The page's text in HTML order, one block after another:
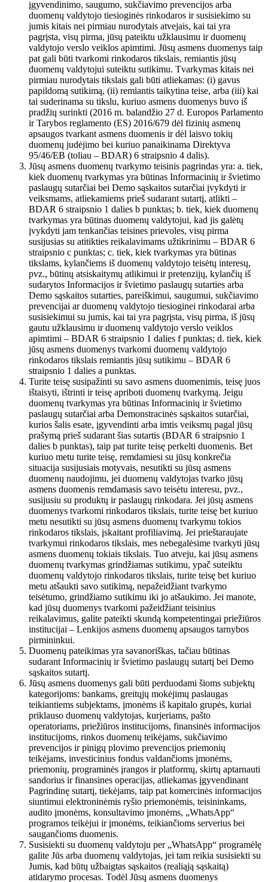
įgyvendinimo, saugumo, sukčiavimo prevencijos arba
duomenų valdytojo tiesioginės rinkodaros ir susisiekimo su
jumis kitais nei pirmiau nurodytais atvejais, kai tai yra
pagrįsta, visų pirma, jūsų pateiktu užklausimu ir duomenų
valdytojo verslo veiklos apimtimi. Jūsų asmens duomenys taip
pat gali būti tvarkomi rinkodaros tikslais, remiantis jūsų
duomenų valdytojui suteiktu sutikimu. Tvarkymas kitais nei
pirmiau nurodytais tikslais gali būti atliekamas: (i) gavus
papildomą sutikimą, (ii) remiantis taikytina teise, arba (iii) kai
tai suderinama su tikslu, kuriuo asmens duomenys buvo iš
pradžių surinkti (2016 m. balandžio 27 d. Europos Parlamento
ir Tarybos reglamento (ES) 2016/679 dėl fizinių asmenų
apsaugos tvarkant asmens duomenis ir dėl laisvo tokių
duomenų judėjimo bei kuriuo panaikinama Direktyva
95/46/EB (toliau – BDAR) 6 straipsnio 4 dalis).
Jūsų asmens duomenų tvarkymo teisinis pagrindas yra: a. tiek,
kiek duomenų tvarkymas yra būtinas Informacinių ir švietimo
paslaugų sutarčiai bei Demo sąskaitos sutarčiai įvykdyti ir
veiksmams, atliekamiems prieš sudarant sutartį, atlikti –
BDAR 6 straipsnio 1 dalies b punktas; b. tiek, kiek duomenų
tvarkymas yra būtinas duomenų valdytojui, kad jis galėtų
įvykdyti jam tenkančias teisines prievoles, visų pirma
susijusias su atitikties reikalavimams užtikrinimu – BDAR 6
straipsnio c punktas; c. tiek, kiek tvarkymas yra būtinas
tikslams, kylančiems iš duomenų valdytojo teisėtų interesų,
pvz., būtinų atsiskaitymų atlikimui ir pretenzijų, kylančių iš
sudarytos Informacijos ir švietimo paslaugų sutarties arba
Demo sąskaitos sutarties, pareiškimui, saugumui, sukčiavimo
prevencijai ar duomenų valdytojo tiesioginei rinkodarai arba
susisiekimui su jumis, kai tai yra pagrįsta, visų pirma, iš jūsų
gautu užklausimu ir duomenų valdytojo verslo veiklos
apimtimi – BDAR 6 straipsnio 1 dalies f punktas; d. tiek, kiek
jūsų asmens duomenys tvarkomi duomenų valdytojo
rinkodaros tikslais remiantis jūsų sutikimu – BDAR 6
straipsnio 1 dalies a punktas.
Turite teisę susipažinti su savo asmens duomenimis, teisę juos
ištaisyti, ištrinti ir teisę apriboti duomenų tvarkymą. Jeigu
duomenų tvarkymas yra būtinas Informacinių ir švietimo
paslaugų sutarčiai arba Demonstracinės sąskaitos sutarčiai,
kurios šalis esate, įgyvendinti arba imtis veiksmų pagal jūsų
prašymą prieš sudarant šias sutartis (BDAR 6 straipsnio 1
dalies b punktas), taip pat turite teisę perkelti duomenis. Bet
kuriuo metu turite teisę, remdamiesi su jūsų konkrečia
situacija susijusiais motyvais, nesutikti su jūsų asmens
duomenų naudojimu, jei duomenų valdytojas tvarko jūsų
asmens duomenis remdamasis savo teisėtu interesu, pvz.,
susijusiu su produktų ir paslaugų rinkodara. Jei jūsų asmens
duomenys tvarkomi rinkodaros tikslais, turite teisę bet kuriuo
metu nesutikti su jūsų asmens duomenų tvarkymu tokios
rinkodaros tikslais, įskaitant profiliavimą. Jei prieštaraujate
tvarkymui rinkodaros tikslais, mes nebegalėsime tvarkyti jūsų
asmens duomenų tokiais tikslais. Tuo atveju, kai jūsų asmens
duomenų tvarkymas grindžiamas sutikimu, ypač suteiktu
duomenų valdytojo rinkodaros tikslais, turite teisę bet kuriuo
metu atšaukti savo sutikimą, nepažeidžiant tvarkymo
teisėtumo, grindžiamo sutikimu iki jo atšaukimo. Jei manote,
kad jūsų duomenys tvarkomi pažeidžiant teisinius
reikalavimus, galite pateikti skundą kompetentingai priežiūros
institucijai – Lenkijos asmens duomenų apsaugos tarnybos
pirmininkui.
Duomenų pateikimas yra savanoriškas, tačiau būtinas
sudarant Informacinių ir švietimo paslaugų sutartį bei Demo
sąskaitos sutartį.
Jūsų asmens duomenys gali būti perduodami šioms subjektų
kategorijoms: bankams, greitųjų mokėjimų paslaugas
teikiantiems subjektams, įmonėms iš kapitalo grupės, kuriai
priklauso duomenų valdytojas, kurjeriams, pašto
operatoriams, priežiūros institucijoms, finansinės informacijos
institucijoms, rinkos duomenų teikėjams, sukčiavimo
prevencijos ir pinigų plovimo prevencijos priemonių
teikėjams, investicinius fondus valdančioms įmonėms,
priemonių, programinės įrangos ir platformų, skirtų aptarnauti
sandorius ir finansines operacijas, atliekamas įgyvendinant
Pagrindinę sutartį, tiekėjams, taip pat komercinės informacijos
siuntimui elektroninėmis ryšio priemonėmis, teisininkams,
audito įmonėms, konsultavimo įmonėms, „WhatsApp“
programos teikėjui ir įmonėms, teikiančioms serverius bei
saugančioms duomenis.
Susisiekti su duomenų valdytoju per „WhatsApp“ programėlę
galite Jūs arba duomenų valdytojas, jei tam reikia susisiekti su
Jumis, kad būtų užbaigtas sąskaitos (realiąją sąskaitą)
atidarymo procesas. Todėl Jūsų asmens duomenys